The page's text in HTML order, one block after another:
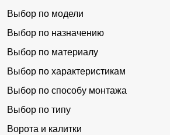
Выбор по модели
Выбор по назначению
Выбор по материалу
Выбор по характеристикам
Выбор по способу монтажа
Выбор по типу
Ворота и калитки